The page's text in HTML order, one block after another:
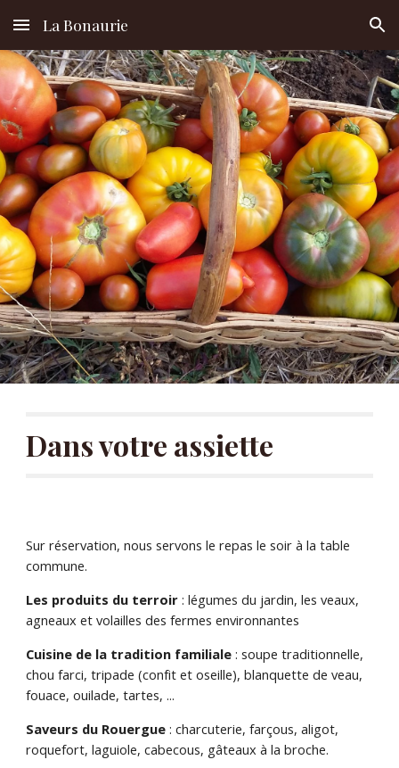
Skip to main content Skip to navigation
La Bonaurie
Dans votre assiette
Sur réservation, nous servons le repas le soir à la table
commune.
Les produits du terroir : légumes du jardin, les veaux,
agneaux et volailles des fermes environnantes
Cuisine de la tradition familiale : soupe traditionnelle,
chou farci, tripade (confit et oseille), blanquette de veau,
fouace, ouilade, tartes, ...
Saveurs du Rouergue : charcuterie, farçous, aligot,
roquefort, laguiole, cabecous, gâteaux à la broche.